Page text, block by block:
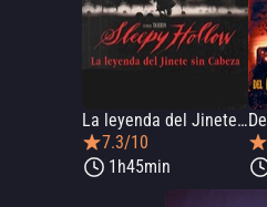
La leyenda del Jinete sin cabeza
7.3/10
1h45min